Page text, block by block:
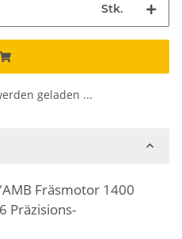
Stk.
geladen ...
Fräsmotor 1400
Präzisions-